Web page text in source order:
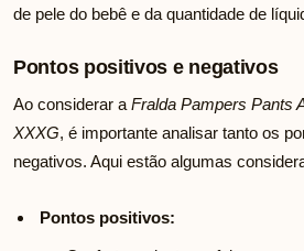
de pele do bebê e da quantidade de
Pontos positivos e negativos
Ao considerar a Fralda Pampers Pants
XXXG, é importante analisar tanto os
negativos. Aqui estão algumas
Pontos positivos: